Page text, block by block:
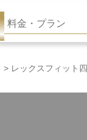
料金・プラン
> レックスフィット